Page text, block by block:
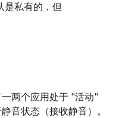
是私有的，但
两个应用处于 "活动"
音状态（接收静音）。